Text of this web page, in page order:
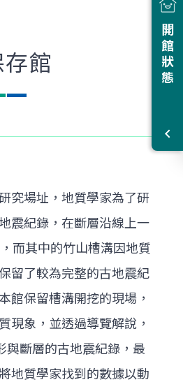
開館狀態
館
究場址，地質學家為了研
震紀錄，在斷層沿線上一
而其中的竹山槽溝因地質
留了較為完整的古地震紀
館保留槽溝開挖的現場，
現象，並透過導覽解說，
與斷層的古地震紀錄，最
地質學家找到的數據以動